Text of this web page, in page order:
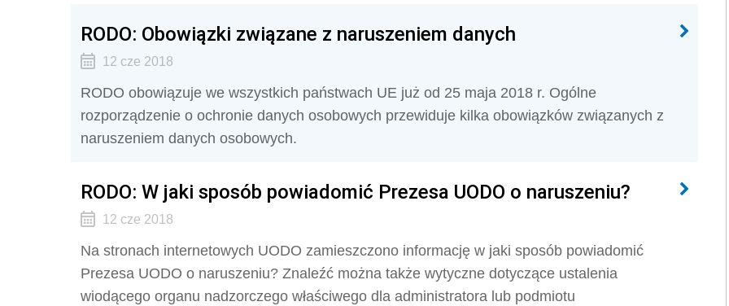
RODO: Obowiązki związane z naruszeniem danych
12 cze 2018
RODO obowiązuje we wszystkich państwach UE już od 25 maja 2018 r. Ogólne
rozporządzenie o ochronie danych osobowych przewiduje kilka obowiązków związanych z
naruszeniem danych osobowych.
RODO: W jaki sposób powiadomić Prezesa UODO o naruszeniu?
12 cze 2018
Na stronach internetowych UODO zamieszczono informację w jaki sposób powiadomić
Prezesa UODO o naruszeniu? Znaleźć można także wytyczne dotyczące ustalenia
wiodącego organu nadzorczego właściwego dla administratora lub podmiotu